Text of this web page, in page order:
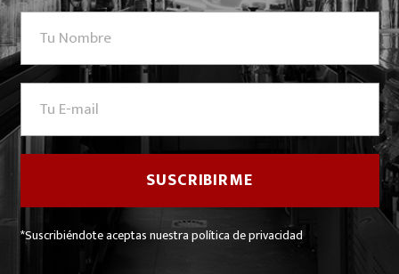
*Suscribiéndote aceptas nuestra política de privacidad